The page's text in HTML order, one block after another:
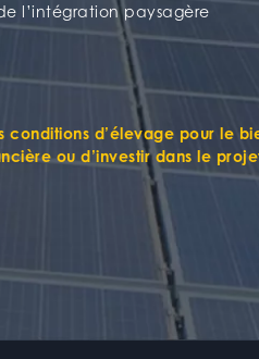
l’intégration paysagère
conditions d’élevage pour le
ou d’investir dans le